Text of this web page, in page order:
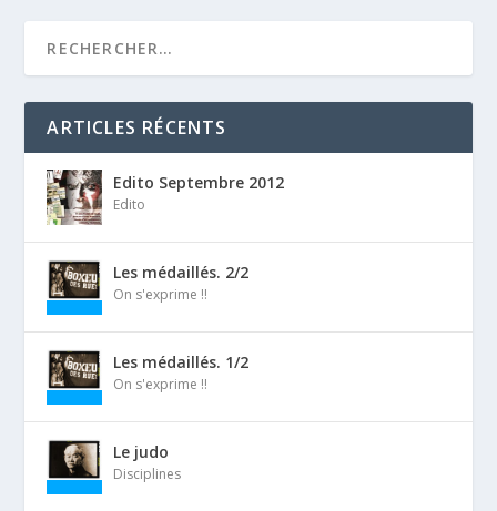
ARTICLES RÉCENTS
Edito Septembre 2012
Edito
Les médaillés. 2/2
On s'exprime !!
Les médaillés. 1/2
On s'exprime !!
Le judo
Disciplines